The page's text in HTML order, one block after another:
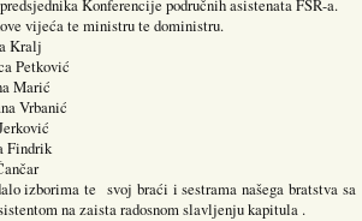
Konferencije područnih asistenata FSR-a.
vijeća te ministru te doministru.
izborima te svoj braći i sestrama našega bratstva sa
na zaista radosnom slavljenju kapitula .